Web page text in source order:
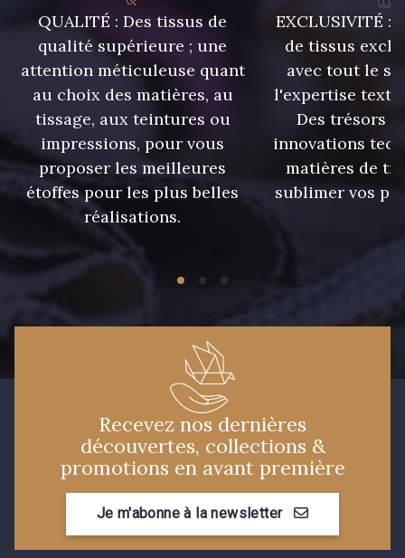
QUALITÉ : Des tissus de
qualité supérieure ; une
attention méticuleuse quant
au choix des matières, au
tissage, aux teintures ou
impressions, pour vous
proposer les meilleures
étoffes pour les plus belles
réalisations.
EXCLUSIVITÉ :
de tissus
avec tout le
l'expertise
Des trésors
innovations
matières de
sublimer vos
Recevez nos dernières
découvertes, collections &
promotions en avant première
Je m'abonne à la newsletter